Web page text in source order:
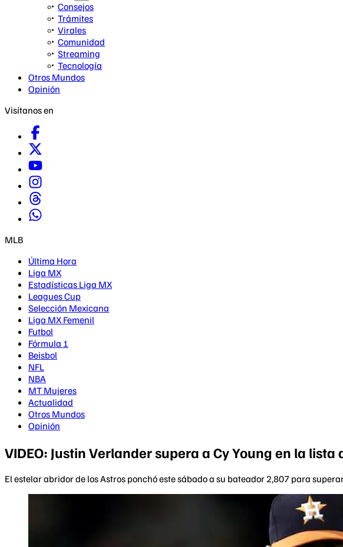
Consejos
Trámites
Virales
Comunidad
Streaming
Tecnología
Otros Mundos
Opinión
Visítanos en
MLB
Última Hora
Liga MX
Estadísticas Liga MX
Leagues Cup
Selección Mexicana
Liga MX Femenil
Futbol
Fórmula 1
Beisbol
NFL
NBA
MT Mujeres
Actualidad
Otros Mundos
Opinión
VIDEO: Justin Verlander supera a Cy Young en la lista
El estelar abridor de los Astros ponchó este sábado a su bateador 2,807 para